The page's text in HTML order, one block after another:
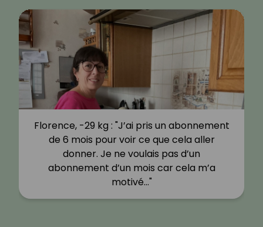
Florence, -29 kg : "J’ai pris un abonnement
de 6 mois pour voir ce que cela aller
donner. Je ne voulais pas d’un
abonnement d’un mois car cela m’a
motivé…"